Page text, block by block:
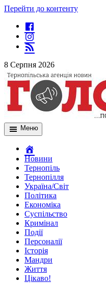
Перейти до контенту
8 Серпня 2026
Меню
Новини
Тернопіль
Тернопілля
Україна/Світ
Політика
Економіка
Суспільство
Кримінал
Події
Персоналії
Історія
Мандри
Життя
Цікаво!